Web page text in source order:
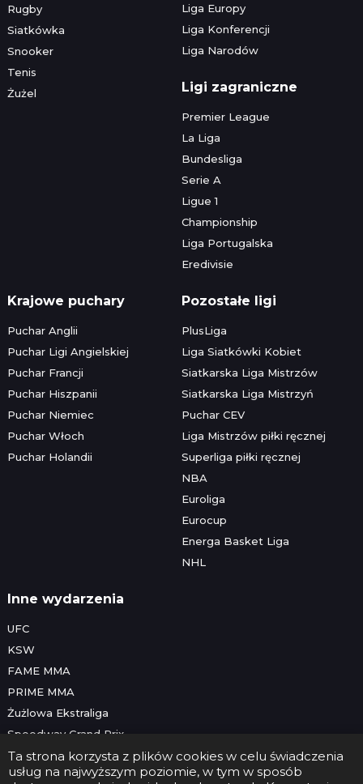
Ta strona korzysta z plików cookies w celu świadczenia
usług na najwyższym poziomie, w tym w sposób
Rugby
Siatkówka
Snooker
Tenis
Żużel
Liga Europy
Liga Konferencji
Liga Narodów
Ligi zagraniczne
Premier League
La Liga
Bundesliga
Serie A
Ligue 1
Championship
Liga Portugalska
Eredivisie
Krajowe puchary
Puchar Anglii
Puchar Ligi Angielskiej
Puchar Francji
Puchar Hiszpanii
Puchar Niemiec
Puchar Włoch
Puchar Holandii
Pozostałe ligi
PlusLiga
Liga Siatkówki Kobiet
Siatkarska Liga Mistrzów
Siatkarska Liga Mistrzyń
Puchar CEV
Liga Mistrzów piłki ręcznej
Superliga piłki ręcznej
NBA
Euroliga
Eurocup
Energa Basket Liga
NHL
Inne wydarzenia
UFC
KSW
FAME MMA
PRIME MMA
Żużlowa Ekstraliga
Speedway Grand Prix
Skoki narciarskie